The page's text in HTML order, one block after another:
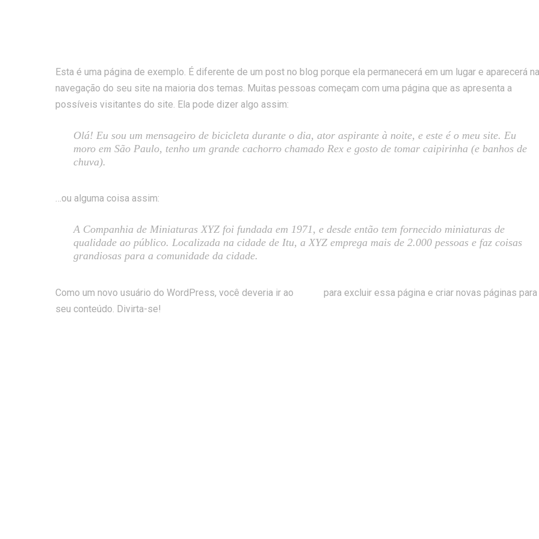
Esta é uma página de exemplo. É diferente de um post no blog porque ela permanecerá em um lugar e aparecerá na
navegação do seu site na maioria dos temas. Muitas pessoas começam com uma página que as apresenta a
possíveis visitantes do site. Ela pode dizer algo assim:
Olá! Eu sou um mensageiro de bicicleta durante o dia, ator aspirante à noite, e este é o meu site. Eu
moro em São Paulo, tenho um grande cachorro chamado Rex e gosto de tomar caipirinha (e banhos de
chuva).
…ou alguma coisa assim:
A Companhia de Miniaturas XYZ foi fundada em 1971, e desde então tem fornecido miniaturas de
qualidade ao público. Localizada na cidade de Itu, a XYZ emprega mais de 2.000 pessoas e faz coisas
grandiosas para a comunidade da cidade.
Como um novo usuário do WordPress, você deveria ir ao
para excluir essa página e criar novas páginas
seu conteúdo. Divirta-se!